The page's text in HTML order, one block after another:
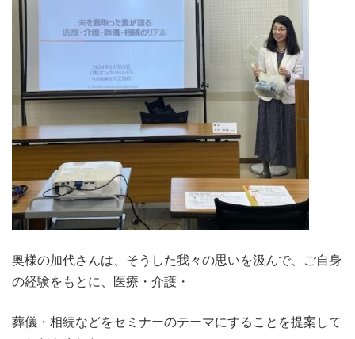
奥様の加代さんは、そうした我々の思いを汲んで、ご自身
の経験をもとに、医療・介護・
葬儀・相続などをセミナーのテーマにすることを提案して